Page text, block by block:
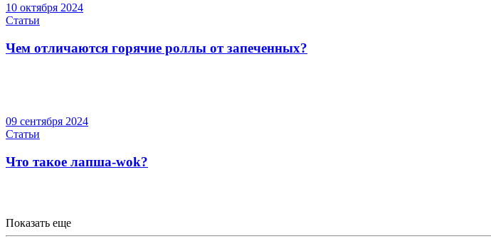
10 октября 2024
Статьи
Чем отличаются горячие роллы от запеченных?
09 сентября 2024
Статьи
Что такое лапша-wok?
Показать еще